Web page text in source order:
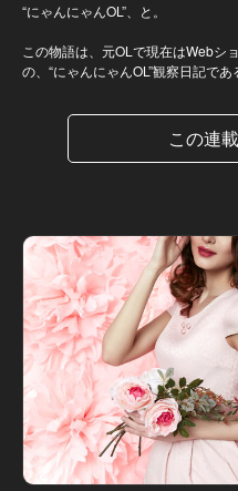
“にゃんにゃんOL”、と。
この物語は、元OLで現在はWebシ
の、“にゃんにゃんOL”観察日記であ
この連